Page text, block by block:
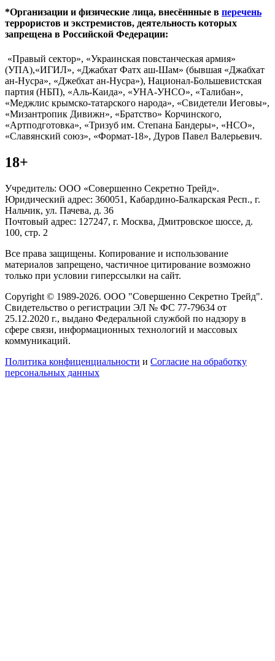
*Организации и физические лица, внесённные в перечень
террористов и экстремистов, деятельность которых
запрещена в Российской Федерации:
«Правый сектор», «Украинская повстанческая армия»
(УПА),«ИГИЛ», «Джабхат Фатх аш-Шам» (бывшая «Джабхат
ан-Нусра», «Джебхат ан-Нусра»), Национал-Большевистская
партия (НБП), «Аль-Каида», «УНА-УНСО», «Талибан»,
«Меджлис крымско-татарского народа», «Свидетели Иеговы»,
«Мизантропик Дивижн», «Братство» Корчинского,
«Артподготовка», «Тризуб им. Степана Бандеры», «НСО»,
«Славянский союз», «Формат-18», Дуров Павел Валерьевич.
18+
Учредитель: ООО «Совершенно Секретно Трейд».
Юридический адрес: 360051, Кабардино-Балкарская Респ., г.
Нальчик, ул. Пачева, д. 36
Почтовый адрес: 127247, г. Москва, Дмитровское шоссе, д.
100, стр. 2
Все права защищены. Копирование и использование
материалов запрещено, частичное цитирование возможно
только при условии гиперссылки на сайт.
Copyright © 1989-2026. ООО "Совершенно Секретно Трейд".
Свидетельство о регистрации ЭЛ № ФС 77-79634 от
25.12.2020 г., выдано Федеральной службой по надзору в
сфере связи, информационных технологий и массовых
коммуникаций.
Политика конфиценциальности и Согласие на обработку
персональных данных